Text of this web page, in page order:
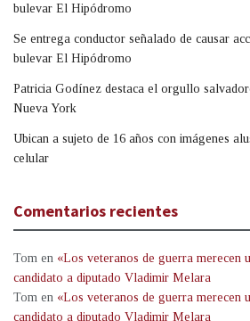
bulevar El Hipódromo
Se entrega conductor señalado de causar
bulevar El Hipódromo
Patricia Godínez destaca el orgullo
Nueva York
Ubican a sujeto de 16 años con imágenes
celular
Comentarios recientes
Tom en «Los veteranos de guerra merecen
candidato a diputado Vladimir Melara
Tom en «Los veteranos de guerra merecen
candidato a diputado Vladimir Melara